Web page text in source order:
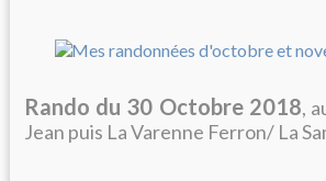
Rando du 30 Octobre 2018,
Jean puis La Varenne Ferron/ La